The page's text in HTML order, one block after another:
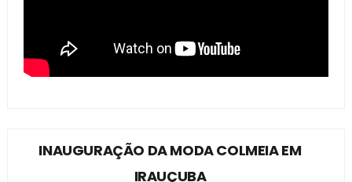
INAUGURAÇÃO DA MODA COLMEIA EM
IRAUÇUBA